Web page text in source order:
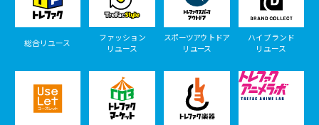
総合リユース
ファッション
リユース
スポーツアウトドア
リユース
ハイブランド
リユース